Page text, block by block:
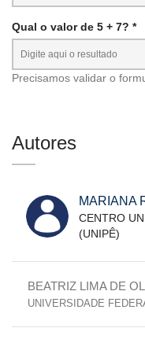
Qual o valor de 5 + 7? *
Precisamos validar o
Autores
MARIANA
CENTRO
(UNIPÊ)
BEATRIZ LIMA DE
UNIVERSIDADE